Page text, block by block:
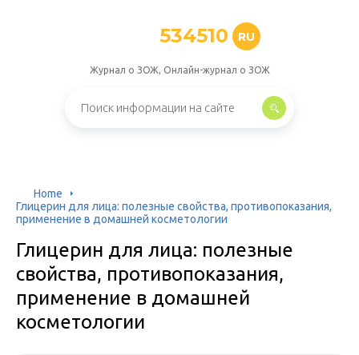
534510 RU
Журнал о ЗОЖ, Онлайн-журнал о ЗОЖ
Home
Глицерин для лица: полезные свойства, противопоказания,
применение в домашней косметологии
Глицерин для лица: полезные
свойства, противопоказания,
применение в домашней
косметологии